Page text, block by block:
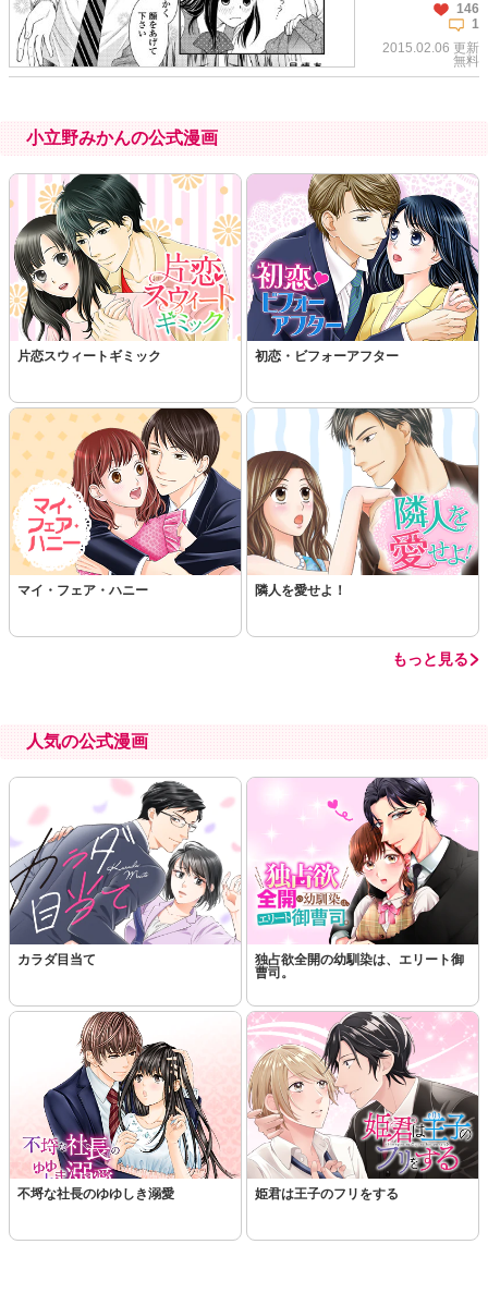
146
1
2015.02.06 更新
無料
この話を読む コメントを見る
小立野みかんの公式漫画
片恋スウィートギミック 初恋・ビフォーアフター
マイ・フェア・ハニー 隣人を愛せよ！
もっと見る
人気の公式漫画
カラダ目当て
独占欲全開の幼馴染は、エリート御
曹司。
不埒な社長のゆゆしき溺愛 姫君は王子のフリをする